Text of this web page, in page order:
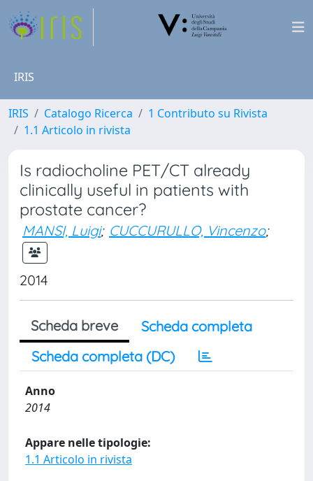
IRIS
IRIS Catalogo Ricerca
1 Contributo su Rivista
1.1 Articolo in rivista
Is radiocholine PET/CT already
clinically useful in patients with
prostate cancer?
MANSI, Luigi; CUCCURULLO, Vincenzo;
2014
Scheda breve
Scheda completa
Scheda completa (DC)
Anno
2014
Appare nelle tipologie:
1.1 Articolo in rivista